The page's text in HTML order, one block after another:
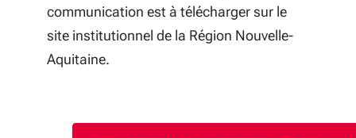
communication est à télécharger sur le
site institutionnel de la Région Nouvelle-
Aquitaine.